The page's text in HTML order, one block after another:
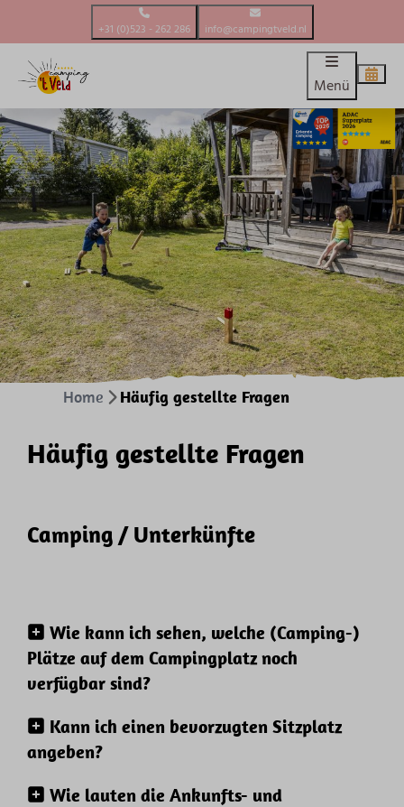
+31 (0)523 - 262 286 info@campingtveld.nl
Menü
Home Häufig gestellte Fragen
Häufig gestellte Fragen
Camping / Unterkünfte
Wie kann ich sehen, welche (Camping-)
Plätze auf dem Campingplatz noch
verfügbar sind?
Kann ich einen bevorzugten Sitzplatz
angeben?
Wie lauten die Ankunfts- und